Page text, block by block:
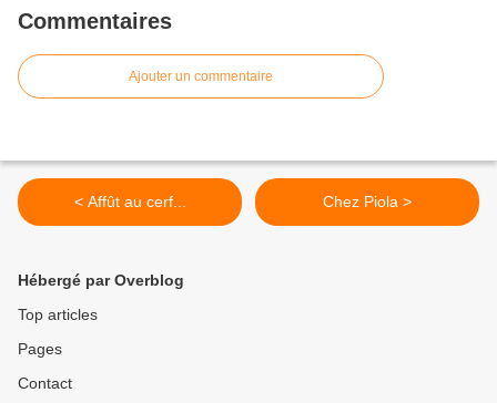
Commentaires
Ajouter un commentaire
< Affût au cerf... Chez Piola >
Hébergé par Overblog
Top articles
Pages
Contact